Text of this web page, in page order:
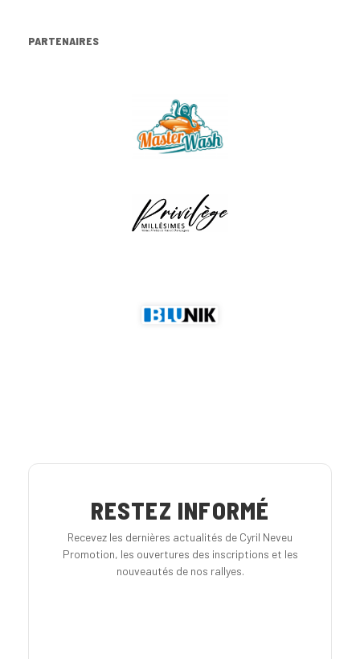
PARTENAIRES
RESTEZ INFORMÉ
Recevez les dernières actualités de Cyril Neveu
Promotion, les ouvertures des inscriptions et les
nouveautés de nos rallyes.